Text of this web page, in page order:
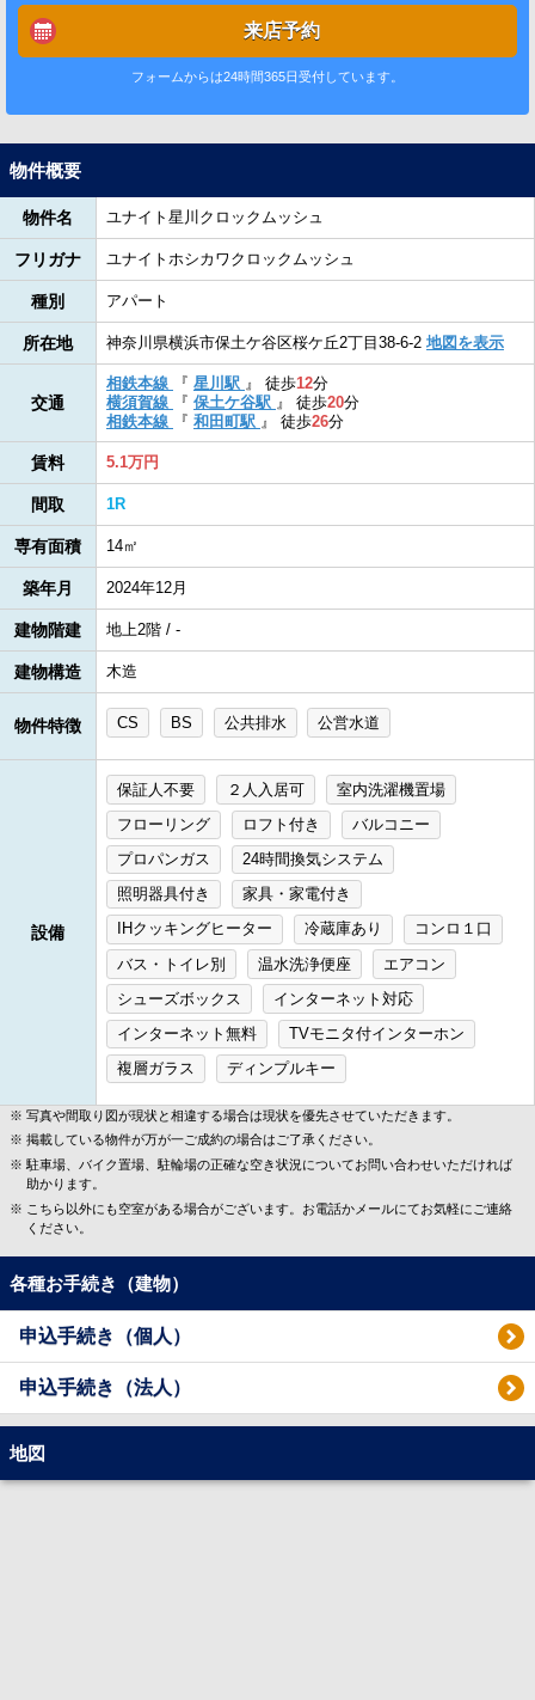
来店予約
フォームからは24時間365日受付しています。
物件概要
物件名 ユナイト星川クロックムッシュ
フリガナ ユナイトホシカワクロックムッシュ
種別 アパート
所在地 神奈川県横浜市保土ケ谷区桜ケ丘2丁目38-6-2 地図を表示
交通
相鉄本線 『 星川駅 』 徒歩12分
横須賀線
『 保土ケ谷駅 』 徒歩20分
相鉄本線
『 和田町駅 』 徒歩26分
賃料 5.1万円
間取 1R
専有面積 14㎡
築年月 2024年12月
建物階建 地上2階 / -
建物構造 木造
物件特徴 CS BS 公共排水 公営水道
設備
保証人不要 ２人入居可
室内洗濯機置場
フローリング
ロフト付き
バルコニー
プロパンガス
24時間換気システム
照明器具付き
家具・家電付き
IHクッキングヒーター
冷蔵庫あり
コンロ１口
バス・トイレ別
温水洗浄便座
エアコン
シューズボックス
インターネット対応
インターネット無料
TVモニタ付インターホン
複層ガラス
ディンプルキー
写真や間取り図が現状と相違する場合は現状を優先させていただきます。
掲載している物件が万が一ご成約の場合はご了承ください。
駐車場、バイク置場、駐輪場の正確な空き状況についてお問い合わせいただければ
助かります。
こちら以外にも空室がある場合がございます。お電話かメールにてお気軽にご連絡
ください。
各種お手続き（建物）
申込手続き（個人）
申込手続き（法人）
地図